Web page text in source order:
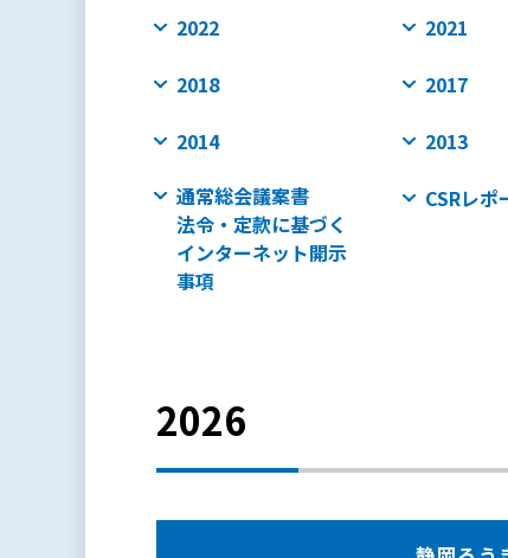
2022
2021
2018
2017
2014
2013
通常総会議案書
法令・定款に基づく
インターネット開示
事項
CSRレポ
2026